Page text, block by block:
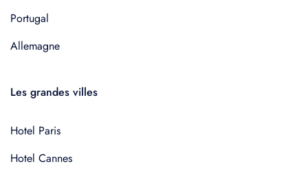
Portugal
Allemagne
Les grandes villes
Hotel Paris
Hotel Cannes